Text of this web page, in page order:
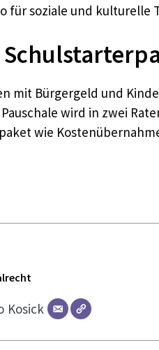
für soziale und kulturelle
mit Bürgergeld und
wird in zwei
wie
Kosick